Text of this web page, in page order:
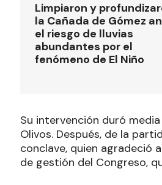
Limpiaron y
la Cañada de Gómez
el riesgo de lluvias
abundantes por el
fenómeno de El Niño
Su intervención duró
Olivos. Después, de la
conclave, quien agradeció
de gestión del Congreso,